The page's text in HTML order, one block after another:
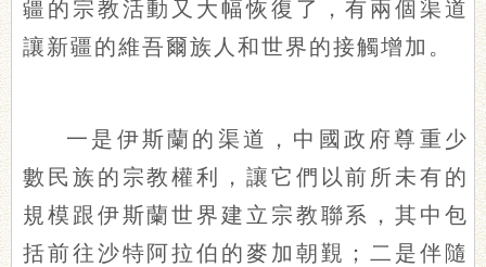
疆的宗教活動又大幅恢復了，有兩個渠道
讓新疆的維吾爾族人和世界的接觸增加。
一是伊斯蘭的渠道，中國政府尊重少
數民族的宗教權利，讓它們以前所未有的
規模跟伊斯蘭世界建立宗教聯系，其中包
括前往沙特阿拉伯的麥加朝覲；二是伴隨